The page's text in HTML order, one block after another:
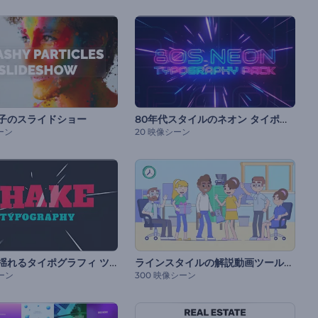
のスライドショー
ン
80年代スタイルのネオン タイポグラフィセット
20 映像シーン
グラグラ揺れるタイポグラフィ ツールキット
ン
ラインスタイルの解説動画ツールキット
300 映像シーン